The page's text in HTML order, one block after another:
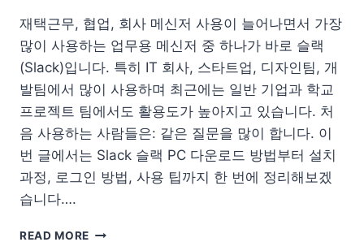
어
재택근무, 협업, 회사 메신저 사용이 늘어나면서 가장
많이 사용하는 업무용 메신저 중 하나가 바로 슬랙
(Slack)입니다. 특히 IT 회사, 스타트업, 디자인팀, 개
발팀에서 많이 사용하며 최근에는 일반 기업과 학교
프로젝트 팀에서도 활용도가 높아지고 있습니다. 처
음 사용하는 사람들은: 같은 질문을 많이 합니다. 이
번 글에서는 Slack 슬랙 PC 다운로드 방법부터 설치
과정, 로그인 방법, 사용 팁까지 한 번에 정리해보겠
습니다….
READ MORE SLACK